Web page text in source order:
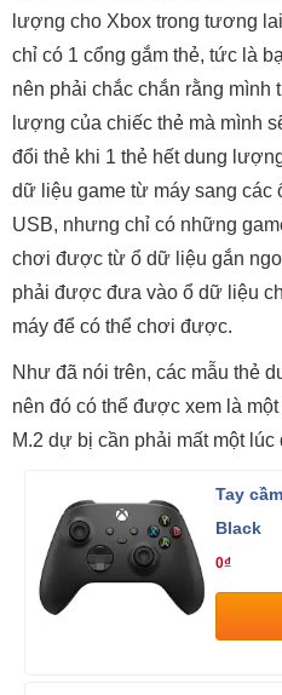
lượng cho Xbox trong tương
chỉ có 1 cổng gắm thẻ, tức là
nên phải chắc chắn rằng
lượng của chiếc thẻ mà mình
đổi thẻ khi 1 thẻ hết dung
dữ liệu game từ máy sang các
USB, nhưng chỉ có những
chơi được từ ổ dữ liệu gắn
phải được đưa vào ổ dữ liệu
máy để có thể chơi được.
Như đã nói trên, các mẫu thẻ
nên đó có thể được xem là
M.2 dự bị cần phải mất một
Tay
Black
0₫